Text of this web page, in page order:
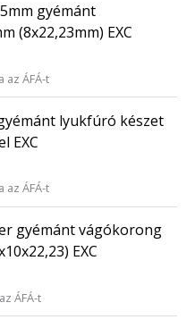
gyémánt
(8x22,23mm) EXC
az ÁFÁ-t
lyukfúró készet
EXC
az ÁFÁ-t
gyémánt vágókorong
EXC
ÁFÁ-t